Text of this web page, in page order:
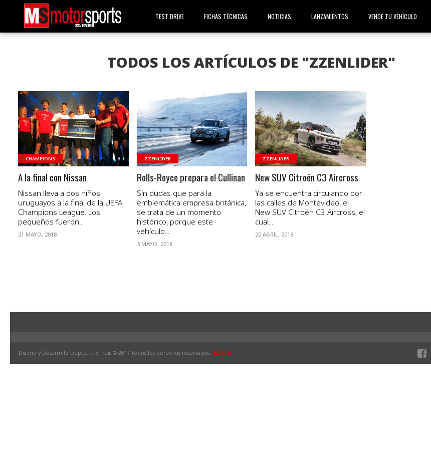
TEST DRIVE FICHAS TÉCNICAS NOTICIAS LANZAMIENTOS VENDÉ TU VEHÍCULO
TODOS LOS ARTÍCULOS DE "ZZENLIDER"
VER NOTA
CHAMPIONS
A la final con Nissan
Nissan lleva a dos niños
uruguayos a la final de la UEFA
Champions League. Los
pequeños fueron...
21 MAYO, 2018
VER NOTA
ZZENLIDER
Rolls-Royce prepara el Cullinan
Sin dudas que para la
emblemática empresa británica,
se trata de un momento
histórico, porque este
vehículo...
3 MAYO, 2018
ZZENLIDER
New SUV Citroën C3 Aircross
Ya se encuentra circulando por
las calles de Montevideo, el
New SUV Citroën C3 Aircross, el
cual...
20 ABRIL, 2018
Diseño y Desarrollo Depto. TI El País © 2017 todos los derechos reservados.ELPAIS